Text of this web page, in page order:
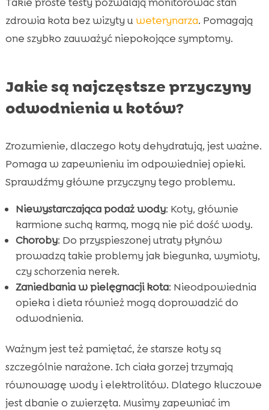
zdrowia kota bez wizyty uweterynarza. Pomagają
one szybko zauważyć niepokojące symptomy.
Jakie są najczęstsze przyczyny
odwodnienia u kotów?
Zrozumienie, dlaczego koty dehydratują, jest ważne.
Pomaga w zapewnieniu im odpowiedniej opieki.
Sprawdźmy główne przyczyny tego problemu.
Niewystarczająca podaż wody: Koty, głównie
karmione suchą karmą, mogą nie pić dość wody.
Choroby: Do przyspieszonej utraty płynów
prowadzą takie problemy jak biegunka, wymioty,
czy schorzenia nerek.
Zaniedbania w pielęgnacji kota: Nieodpowiednia
opieka i dieta również mogą doprowadzić do
odwodnienia.
Ważnym jest też pamiętać, że starsze koty są
szczególnie narażone. Ich ciała gorzej trzymają
równowagę wody i elektrolitów. Dlatego kluczowe
jest dbanie o zwierzęta. Musimy zapewniać im